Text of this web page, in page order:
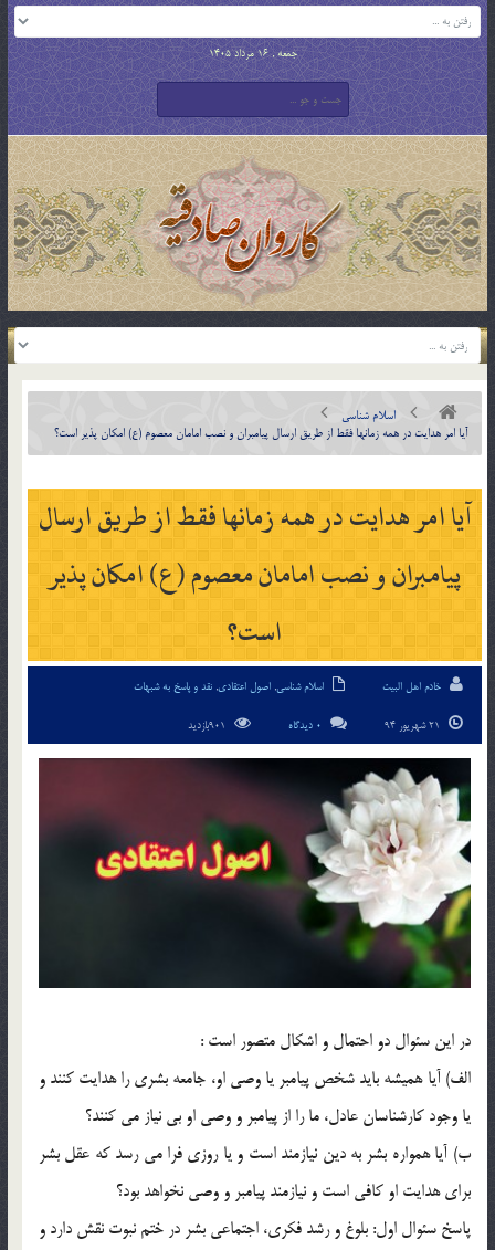
جمعه , 16 مرداد 1405
اسلام شناسی
آيا امر هدايت در همه زمانها فقط از طريق ارسال پيامبران و نصب امامان معصوم (ع) امكان پذير است؟
آيا امر هدايت در همه زمانها فقط از طريق ارسال
پيامبران و نصب امامان معصوم (ع) امكان پذير
است؟
خادم اهل البیت اسلام شناسی, اصول اعتقادی, نقد و پاسخ به شبهات
0 دیدگاه
در اين سئوال دو احتمال و اشكال متصور است :
الف) آيا هميشه بايد شخص پيامبر يا وصي او، جامعه بشري را هدايت كنند و
يا وجود كارشناسان عادل، ما را از پيامبر و وصي او بي نياز مي كنند؟
ب) آيا همواره بشر به دين نيازمند است و يا روزي فرا مي رسد كه عقل بشر
براي هدايت او كافي است و نيازمند پيامبر و وصي نخواهد بود؟
پاسخ سئوال اول: بلوغ و رشد فكري، اجتماعي بشر در ختم نبوت نقش دارد و